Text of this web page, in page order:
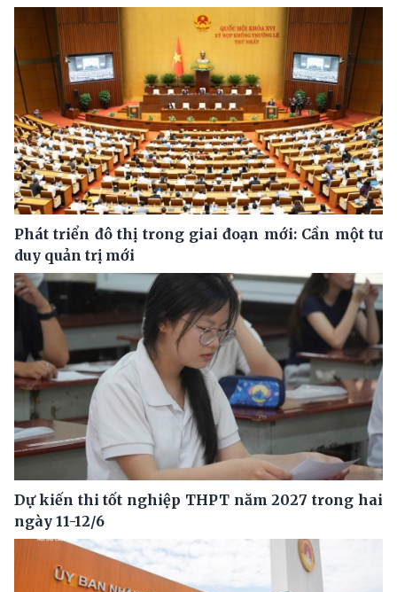
Phát triển đô thị trong giai đoạn mới: Cần một tư
duy quản trị mới
Dự kiến thi tốt nghiệp THPT năm 2027 trong hai
ngày 11-12/6